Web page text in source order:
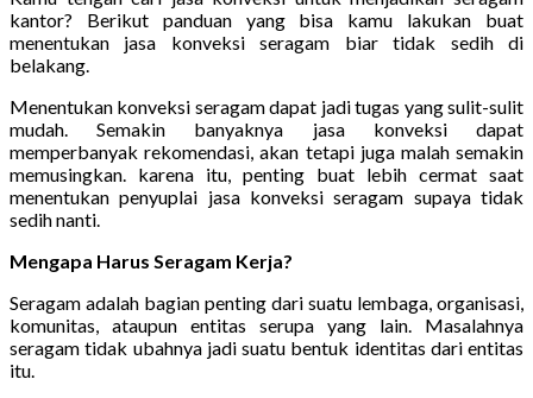
kantor? Berikut panduan yang bisa kamu lakukan buat
menentukan jasa konveksi seragam biar tidak sedih di
belakang.
Menentukan konveksi seragam dapat jadi tugas yang sulit-sulit
mudah. Semakin banyaknya jasa konveksi dapat
memperbanyak rekomendasi, akan tetapi juga malah semakin
memusingkan. karena itu, penting buat lebih cermat saat
menentukan penyuplai jasa konveksi seragam supaya tidak
sedih nanti.
Mengapa Harus Seragam Kerja?
Seragam adalah bagian penting dari suatu lembaga, organisasi,
komunitas, ataupun entitas serupa yang lain. Masalahnya
seragam tidak ubahnya jadi suatu bentuk identitas dari entitas
itu.